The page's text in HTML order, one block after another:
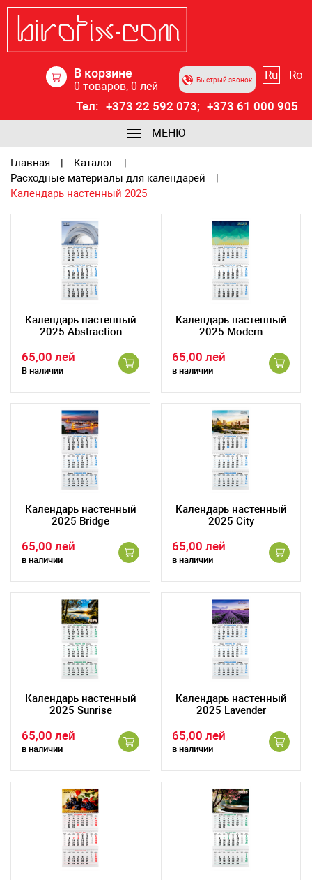
В корзине
0 товаров, 0 лей Быстрый звонок Ru Ro
Тел: +373 22 592 073; +373 61 000 905
МЕНЮ
Главная
Каталог
Расходные материалы для календарей
Календарь настенный 2025
Календарь настенный
2025 Abstraction
65,00 лей
В наличии
Календарь настенный
2025 Modern
65,00 лей
в наличии
Календарь настенный
2025 Bridge
65,00 лей
в наличии
Календарь настенный
2025 City
65,00 лей
в наличии
Календарь настенный
2025 Sunrise
65,00 лей
в наличии
Календарь настенный
2025 Lavender
65,00 лей
в наличии